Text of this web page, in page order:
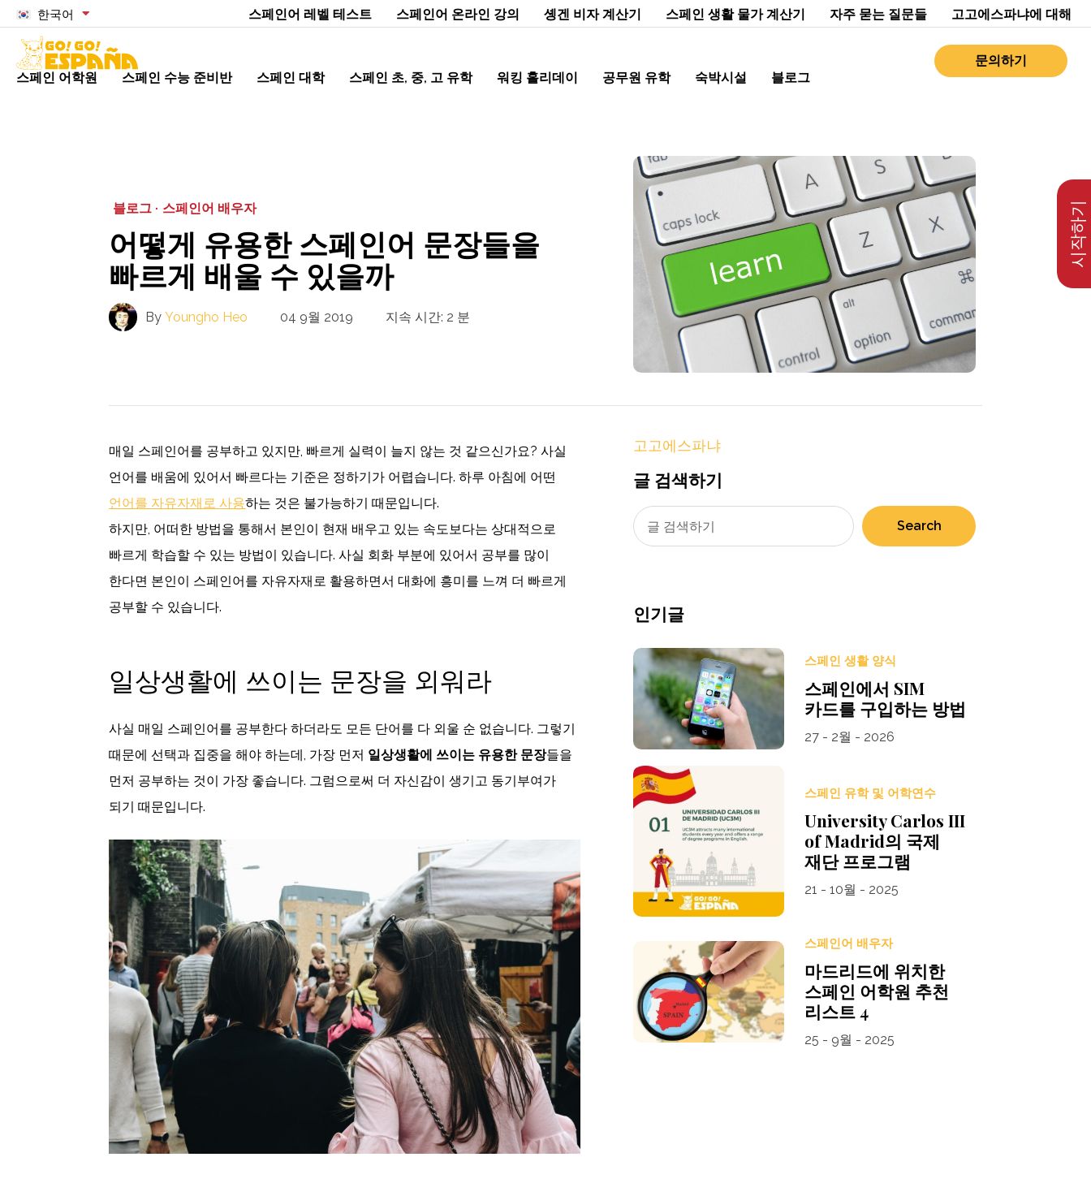
한국어 스페인어 레벨 테스트 스페인어 온라인 강의 솅겐 비자 계산기 스페인 생활 물가 계산기 자주 묻는 질문들 고고에스파냐에 대해
스페인 어학원 스페인 수능 준비반 스페인 대학 스페인 초, 중, 고 유학 워킹 홀리데이 공무원 유학 숙박시설 블로그
문의하기
시작하기
블로그 · 스페인어 배우자
어떻게 유용한 스페인어 문장들을
빠르게 배울 수 있을까
By Youngho Heo 04 9월 2019 지속 시간: 2 분
매일 스페인어를 공부하고 있지만, 빠르게 실력이 늘지 않는 것 같으신가요? 사실
언어를 배움에 있어서 빠르다는 기준은 정하기가 어렵습니다. 하루 아침에 어떤
언어를 자유자재로 사용하는 것은 불가능하기 때문입니다.
하지만, 어떠한 방법을 통해서 본인이 현재 배우고 있는 속도보다는 상대적으로
빠르게 학습할 수 있는 방법이 있습니다. 사실 회화 부분에 있어서 공부를 많이
한다면 본인이 스페인어를 자유자재로 활용하면서 대화에 흥미를 느껴 더 빠르게
공부할 수 있습니다.
일상생활에 쓰이는 문장을 외워라
사실 매일 스페인어를 공부한다 하더라도 모든 단어를 다 외울 순 없습니다. 그렇기
때문에 선택과 집중을 해야 하는데, 가장 먼저 일상생활에 쓰이는 유용한 문장들을
먼저 공부하는 것이 가장 좋습니다. 그럼으로써 더 자신감이 생기고 동기부여가
되기 때문입니다.
고고에스파냐
글 검색하기
Search
인기글
스페인 생활 양식
스페인에서 SIM
카드를 구입하는 방법
27 - 2월 - 2026
스페인 유학 및 어학연수
University Carlos III
of Madrid의 국제
재단 프로그램
21 - 10월 - 2025
스페인어 배우자
마드리드에 위치한
스페인 어학원 추천
리스트 4
25 - 9월 - 2025